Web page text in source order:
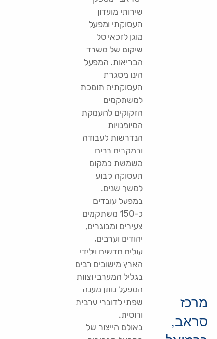
מרכז
סראב,
שירותי מועדון
תעסוקתי ומפעל
מוגן לזכאי סל
שיקום של משרד
הבריאות. המפעל
הינו מסגרת
תעסוקתית תומכת
למשתקמים
הזקוקים להעמקת
המיומנויות
הנדרשות לעבודה
ובמקרים רבים
משמשת כמקום
תעסוקה קבוע
למשך שנים.
במפעל עובדים
כ-150 משתקמים
צעירים ומבוגרים,
יהודים וערבים,
עולים חדשים וילידי
הארץ מישובים רבים
בגליל המערבי וצוות
המפעל נותן מענה
שפתי לדוברי ערבית
ורוסית.
באולם הייצור של